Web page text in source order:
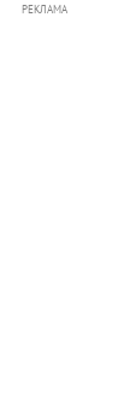
РЕКЛАМА